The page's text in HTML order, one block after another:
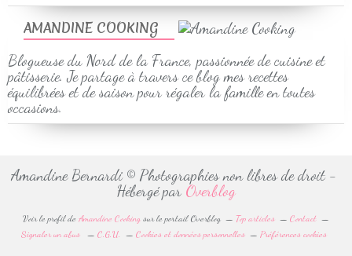
AMANDINE COOKING
Blogueuse du Nord de la France, passionnée de cuisine et
pâtisserie. Je partage à travers ce blog mes recettes
équilibrées et de saison pour régaler la famille en toutes
occasions.
Amandine Bernardi © Photographies non libres de droit -
Hébergé par Overblog
Voir le profil de Amandine Cooking sur le portail Overblog Top articles
Contact
Signaler un abus
C.G.U. Cookies et données personnelles Préférences cookies